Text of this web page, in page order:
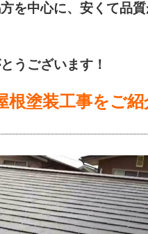
を中心に、安くて品
うございます！
塗装工事をご紹